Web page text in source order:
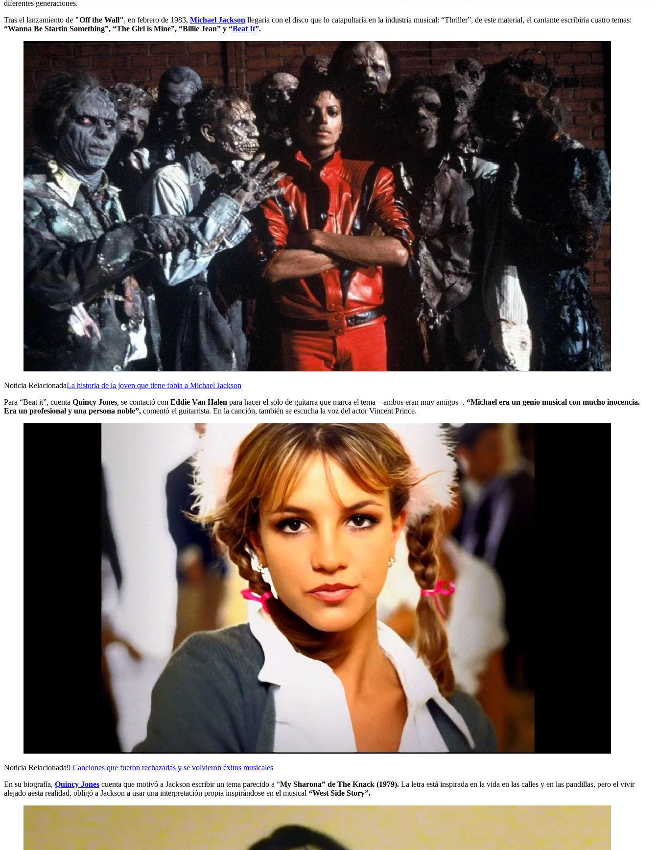
diferentes generaciones.
Tras el lanzamiento de "Off the Wall", en febrero de 1983, Michael Jackson llegaría con el disco que lo catapultaría en la industria musical: “Thriller”, de este material, el cantante escribiría cuatro temas:
“Wanna Be Startin Something”, “The Girl is Mine”, “Billie Jean” y “Beat It”.
Noticia RelacionadaLa historia de la joven que tiene fobia a Michael Jackson
Para “Beat it”, cuenta Quincy Jones, se contactó con Eddie Van Halen para hacer el solo de guitarra que marca el tema – ambos eran muy amigos- . “Michael era un genio musical con mucho inocencia.
Era un profesional y una persona noble”, comentó el guitarrista. En la canción, también se escucha la voz del actor Vincent Prince.
Noticia Relacionada9 Canciones que fueron rechazadas y se volvieron éxitos musicales
En su biografía, Quincy Jones cuenta que motivó a Jackson escribir un tema parecido a “My Sharona” de The Knack (1979). La letra está inspirada en la vida en las calles y en las pandillas, pero el vivir
alejado aesta realidad, obligó a Jackson a usar una interpretación propia inspirándose en el musical “West Side Story”.